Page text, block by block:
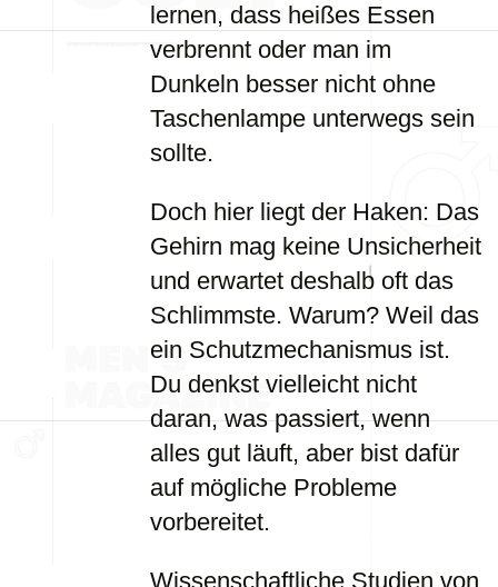
lernen, dass heißes Essen
verbrennt oder man im
Dunkeln besser nicht ohne
Taschenlampe unterwegs sein
sollte.
Doch hier liegt der Haken: Das
Gehirn mag keine Unsicherheit
und erwartet deshalb oft das
Schlimmste. Warum? Weil das
ein Schutzmechanismus ist.
Du denkst vielleicht nicht
daran, was passiert, wenn
alles gut läuft, aber bist dafür
auf mögliche Probleme
vorbereitet.
Wissenschaftliche Studien von